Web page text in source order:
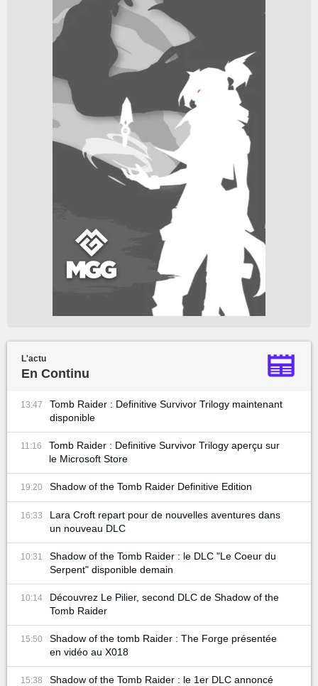
L'actu
En Continu
13:47
Tomb Raider : Definitive Survivor Trilogy maintenant
disponible
11:16
Tomb Raider : Definitive Survivor Trilogy aperçu sur
le Microsoft Store
19:20 Shadow of the Tomb Raider Definitive Edition
16:33
Lara Croft repart pour de nouvelles aventures dans
un nouveau DLC
10:31
Shadow of the Tomb Raider : le DLC "Le Coeur du
Serpent" disponible demain
10:14
Découvrez Le Pilier, second DLC de Shadow of the
Tomb Raider
15:50
Shadow of the tomb Raider : The Forge présentée
en vidéo au X018
15:38 Shadow of the Tomb Raider : le 1er DLC annoncé